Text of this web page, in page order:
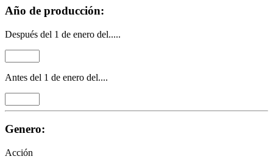
Año de producción:
Después del 1 de enero del.....
Antes del 1 de enero del....
Genero:
Acción